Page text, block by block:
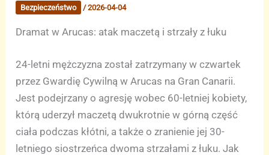
Bezpieczeństwo /2026-04-04
Dramat w Arucas: atak maczetą i strzały z łuku
24-letni mężczyzna został zatrzymany w czwartek
przez Gwardię Cywilną w Arucas na Gran Canarii.
Jest podejrzany o agresję wobec 60-letniej kobiety,
którą uderzył maczetą dwukrotnie w górną część
ciała podczas kłótni, a także o zranienie jej 30-
letniego siostrzeńca dwoma strzałami z łuku. Jak